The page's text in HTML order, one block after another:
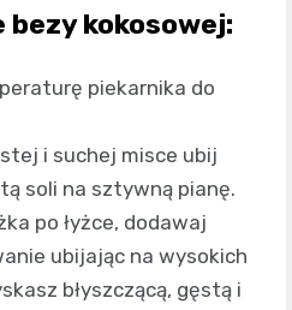
kokosowej:
piekarnika do
i suchej misce ubij
soli na sztywną pianę.
po łyżce, dodawaj
ubijając na wysokich
błyszczącą, gęstą i